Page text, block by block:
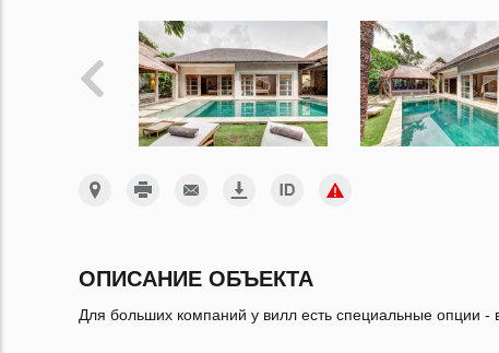
ОПИСАНИЕ ОБЪЕКТА
Для больших компаний у вилл есть специальные опции -